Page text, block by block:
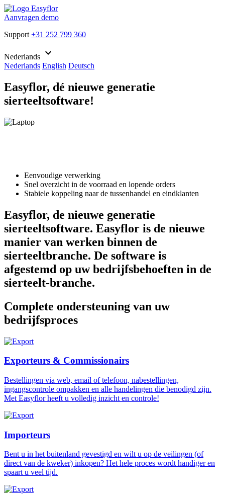
Aanvragen demo
Support +31 252 799 360
Nederlands keyboard_arrow_down
Nederlands English Deutsch
Easyflor, dé nieuwe generatie
sierteeltsoftware!
Eenvoudige verwerking
Snel overzicht in de voorraad en lopende orders
Stabiele koppeling naar de tussenhandel en eindklanten
Easyflor, de nieuwe generatie
sierteeltsoftware. Easyflor is de nieuwe
manier van werken binnen de
sierteeltbranche. De software is
afgestemd op uw bedrijfsbehoeften in de
sierteelt-branche.
Complete ondersteuning van uw
bedrijfsproces
Exporteurs & Commissionairs
Bestellingen via web, email of telefoon, nabestellingen,
ingangscontrole ompakken en alle handelingen die benodigd zijn.
Met Easyflor heeft u volledig inzicht en controle!
Importeurs
Bent u in het buitenland gevestigd en wilt u op de veilingen (of
direct van de kweker) inkopen? Het hele proces wordt handiger en
spaart u veel tijd.